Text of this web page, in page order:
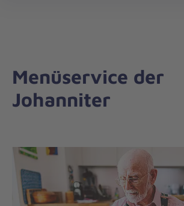
Menüservice der
Johanniter